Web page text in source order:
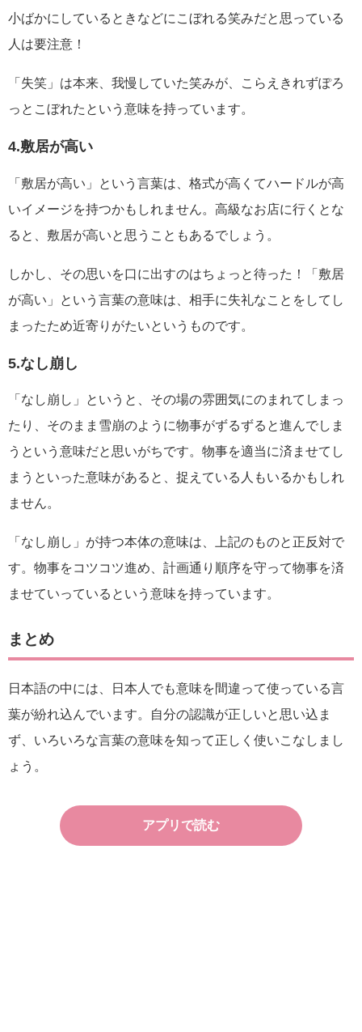
小ばかにしているときなどにこぼれる笑みだと思っている
人は要注意！
「失笑」は本来、我慢していた笑みが、こらえきれずぽろ
っとこぼれたという意味を持っています。
4.敷居が高い
「敷居が高い」という言葉は、格式が高くてハードルが高
いイメージを持つかもしれません。高級なお店に行くとな
ると、敷居が高いと思うこともあるでしょう。
しかし、その思いを口に出すのはちょっと待った！「敷居
が高い」という言葉の意味は、相手に失礼なことをしてし
まったため近寄りがたいというものです。
5.なし崩し
「なし崩し」というと、その場の雰囲気にのまれてしまっ
たり、そのまま雪崩のように物事がずるずると進んでしま
うという意味だと思いがちです。物事を適当に済ませてし
まうといった意味があると、捉えている人もいるかもしれ
ません。
「なし崩し」が持つ本体の意味は、上記のものと正反対で
す。物事をコツコツ進め、計画通り順序を守って物事を済
ませていっているという意味を持っています。
まとめ
日本語の中には、日本人でも意味を間違って使っている言
葉が紛れ込んでいます。自分の認識が正しいと思い込ま
ず、いろいろな言葉の意味を知って正しく使いこなしまし
ょう。
アプリで読む